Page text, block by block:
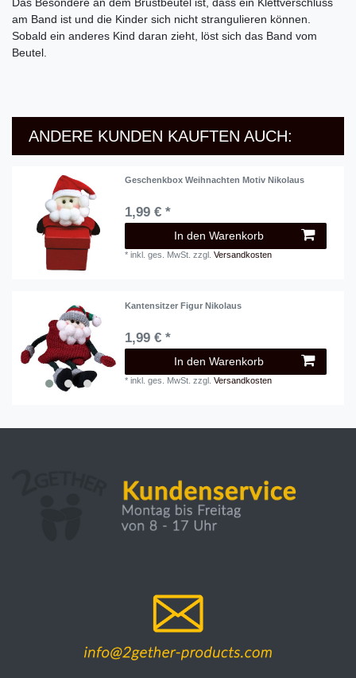
Das Besondere an dem Brustbeutel ist, dass ein Klettverschluss
am Band ist und die Kinder sich nicht strangulieren können.
Sobald ein anderes Kind daran zieht, löst sich das Band vom
Beutel.
ANDERE KUNDEN KAUFTEN AUCH:
Geschenkbox Weihnachten Motiv Nikolaus
1,99 € *
In den Warenkorb
*inkl. ges. MwSt. zzgl.Versandkosten
Kantensitzer Figur Nikolaus
1,99 € *
In den Warenkorb
*inkl. ges. MwSt. zzgl.Versandkosten